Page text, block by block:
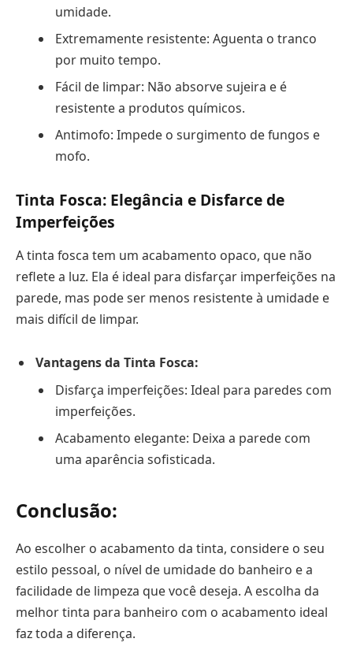
umidade.
Extremamente resistente: Aguenta o tranco
por muito tempo.
Fácil de limpar: Não absorve sujeira e é
resistente a produtos químicos.
Antimofo: Impede o surgimento de fungos e
mofo.
Tinta Fosca: Elegância e Disfarce de
Imperfeições
A tinta fosca tem um acabamento opaco, que não
reflete a luz. Ela é ideal para disfarçar imperfeições na
parede, mas pode ser menos resistente à umidade e
mais difícil de limpar.
Vantagens da Tinta Fosca:
Disfarça imperfeições: Ideal para paredes com
imperfeições.
Acabamento elegante: Deixa a parede com
uma aparência sofisticada.
Conclusão:
Ao escolher o acabamento da tinta, considere o seu
estilo pessoal, o nível de umidade do banheiro e a
facilidade de limpeza que você deseja. A escolha da
melhor tinta para banheiro com o acabamento ideal
faz toda a diferença.